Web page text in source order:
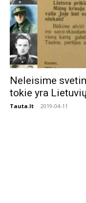
Neleisime
tokie yra
Tauta.lt - 2019-04-11